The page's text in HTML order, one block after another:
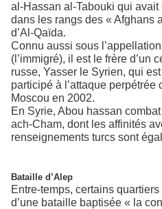
al-Hassan al-Tabouki qui
dans les rangs des « Afghans
d’Al-Qaïda.
Connu aussi sous
(l’immigré), il est le frère d’un
russe, Yasser le Syrien, qui
participé à l’attaque perpétrée
Moscou en 2002.
En Syrie, Abou hassan
ach-Cham, dont les affinités
renseignements turcs sont
Bataille d’Alep
Entre-temps, certains
d’une bataille baptisée « la